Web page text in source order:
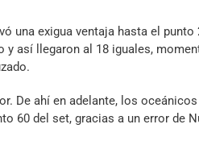
una exigua ventaja hasta el punto
así llegaron al 18 iguales,
De ahí en adelante, los
60 del set, gracias a un error de